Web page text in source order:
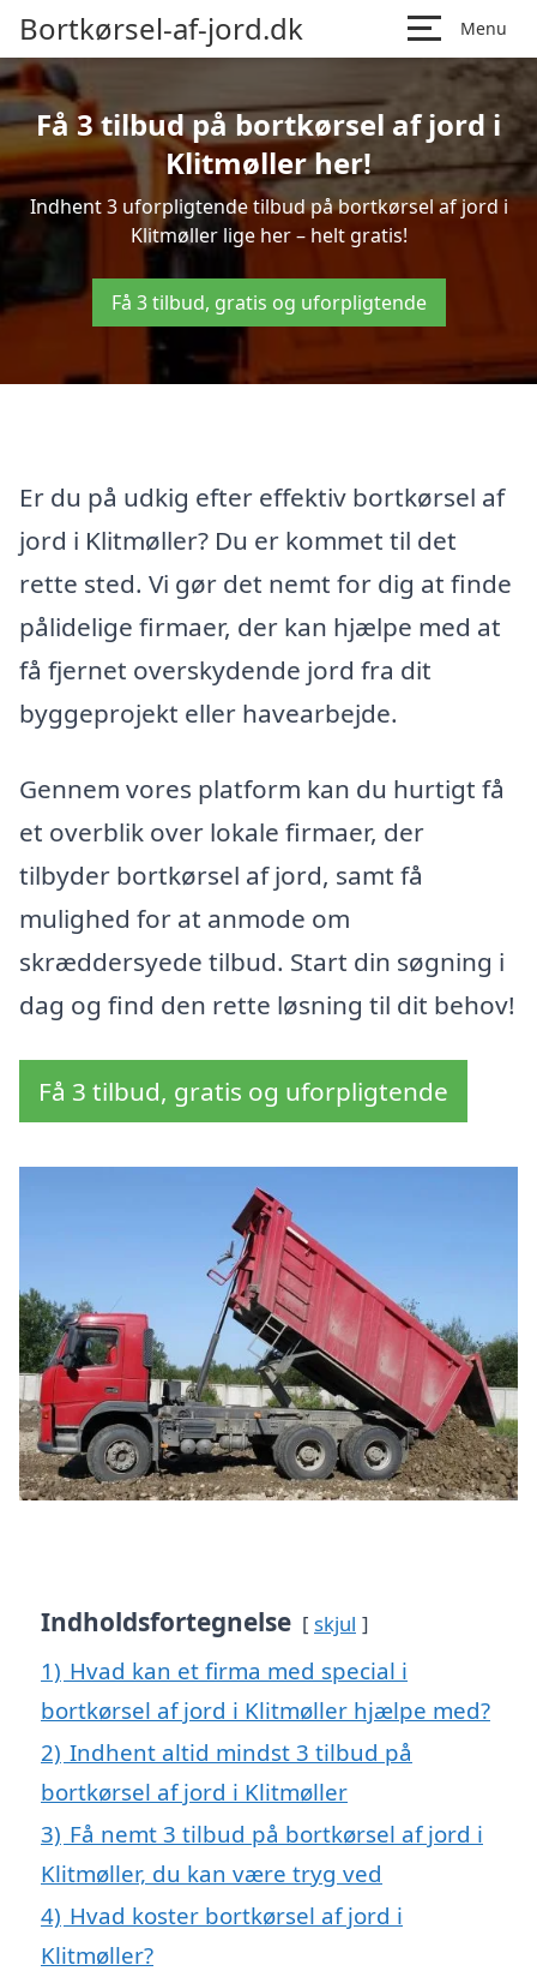
Bortkørsel-af-jord.dk Menu
Få 3 tilbud på bortkørsel af jord i
Klitmøller her!
Indhent 3 uforpligtende tilbud på bortkørsel af jord i
Klitmøller lige her – helt gratis!
Få 3 tilbud, gratis og uforpligtende
Er du på udkig efter effektiv bortkørsel af
jord i Klitmøller? Du er kommet til det
rette sted. Vi gør det nemt for dig at finde
pålidelige firmaer, der kan hjælpe med at
få fjernet overskydende jord fra dit
byggeprojekt eller havearbejde.
Gennem vores platform kan du hurtigt få
et overblik over lokale firmaer, der
tilbyder bortkørsel af jord, samt få
mulighed for at anmode om
skræddersyede tilbud. Start din søgning i
dag og find den rette løsning til dit behov!
Få 3 tilbud, gratis og uforpligtende
Indholdsfortegnelse skjul
1) Hvad kan et firma med special i
bortkørsel af jord i Klitmøller hjælpe med?
2) Indhent altid mindst 3 tilbud på
bortkørsel af jord i Klitmøller
3) Få nemt 3 tilbud på bortkørsel af jord i
Klitmøller, du kan være tryg ved
4) Hvad koster bortkørsel af jord i
Klitmøller?